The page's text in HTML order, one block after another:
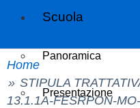
Scuola
Panoramica
Presentazione
Home
STIPULA
13.1.1A-FESRPON-